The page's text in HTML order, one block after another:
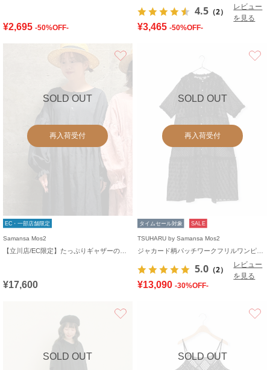
¥2,695 -50%OFF-
4.5 （2）
レビュー
を見る
¥3,465 -50%OFF-
SOLD OUT
再入荷受付
EC・一部店舗限定
Samansa Mos2
¥17,600
SOLD OUT
再入荷受付
タイムセール対象 SALE
TSUHARU by Samansa Mos2
5.0 （2）
レビュー
を見る
¥13,090 -30%OFF-
SOLD OUT SOLD OUT